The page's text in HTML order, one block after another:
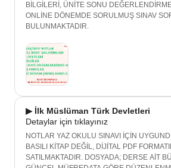
BİLGİLERİ, ÜNİTE SONU
ONLİNE DÖNEMDE SORULMUŞ SINAV
BULUNMAKTADIR.
▶ İlk Müslüman Türk Devletleri
Detaylar için tıklayınız
NOTLAR YAZ OKULU SINAVI İÇİN
BASILI KİTAP DEĞİL, DİJİTAL PDF
SATILMAKTADIR. DOSYADA; DERSE AİT